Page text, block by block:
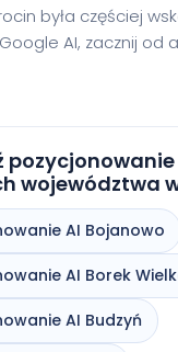
była częściej
AI, zacznij od
województwa
AI Bojanowo
AI Borek
AI Budzyń